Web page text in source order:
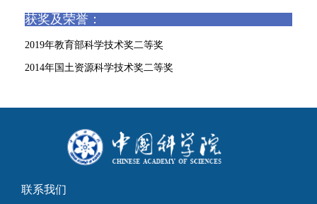
获奖及荣誉：
2019年教育部科学技术奖二等奖
2014年国土资源科学技术奖二等奖
联系我们